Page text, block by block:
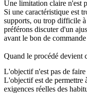
Une limitation claire n'est
Si une caractéristique est
supports, ou trop difficile à
préférons discuter d'un
avant le bon de
Quand le procédé devient
L'objectif n'est pas de
L'objectif est de permettre
exigences réelles des